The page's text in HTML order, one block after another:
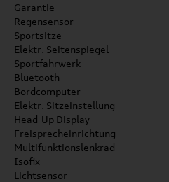
Garantie
Regensensor
Sportsitze
Elektr. Seitenspiegel
Sportfahrwerk
Bluetooth
Bordcomputer
Elektr. Sitzeinstellung
Head-Up Display
Freisprecheinrichtung
Multifunktionslenkrad
Isofix
Lichtsensor